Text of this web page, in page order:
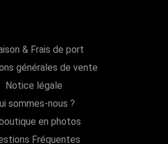
& Frais de port
générales de vente
Notice légale
sommes-nous ?
en photos
Fréquentes